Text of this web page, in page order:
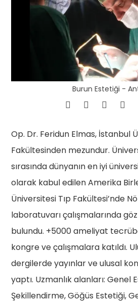
Burun Estetiği -
Op. Dr. Feridun Elmas, İstanbul
Fakültesinden mezundur.
sırasında dünyanın en iyi
olarak kabul edilen Amerika
Üniversitesi Tıp Fakültesi’nde
laboratuvarı çalışmalarında
bulundu. +5000 ameliyat
kongre ve çalışmalara katıldı.
dergilerde yayınlar ve ulusal
yaptı. Uzmanlık alanları: Genel
Şekillendirme, Göğüs Estetiği,